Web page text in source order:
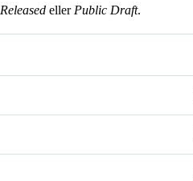
Released eller Public Draft.